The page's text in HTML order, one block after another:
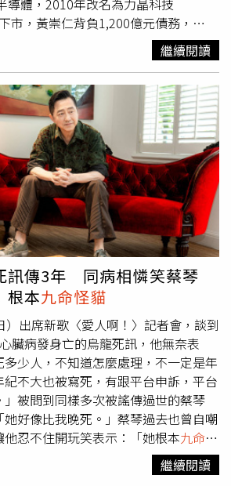
注，相關收藏也曾登上Discovery頻道
導體，2010年改名為力晶科技
市，黃崇仁背負1,200億元債務，
工（Foundry），還清負債開始獲利，
電子改名力積電，隔年收購母公司晶
櫃。當時黃崇仁不諱言，「力積電轉
忠謀致敬。」2020年12月9日力積電
辦人張忠謀向力積電董事長黃崇仁道
轉上市。這一條「回歸」上市路走了9
上，黃崇仁想起張忠謀夫人、台積電慈
芬曾經問他，「力晶半導體做這麼大，
我告訴她，父親給我3,000萬元，之後
，現在公司上市已經是3,000億元的公
長，黃崇仁驕傲地說，「沒有辜負父
路，黃崇仁最費心就是由DRAM代工
廠。放眼全球半導體業，做DRAM就
就做邏輯晶片，壁壘分明，就連三星
分出一家公司來做，像力晶這樣從
晶圓代工的公司，全世界沒有第二
繼續閱讀
訊傳3年 同病相憐笑蔡琴
根本九命怪貓
）出席新歌〈愛人啊！〉記者會，談到
臟病發身亡的烏龍死訊，他無奈表
少人，不知道怎麼處理，不一定是年
不大也被寫死，有跟平台申訴，平台
被問到同樣多次被謠傳過世的蔡琴
好像比我晚死。」蔡琴過去也曾自嘲
他忍不住開玩笑表示：「她根本九命怪
況，庾澄慶透露自己固定兩年做一次健
良好，笑稱：「大家有問題的我都沒
繼續閱讀